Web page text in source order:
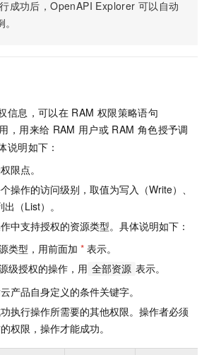
成功后，OpenAPI Explorer 可以自动
信息，可以在 RAM 权限策略语句
，用来给 RAM 用户或 RAM 角色授予调
说明如下：
限点。
操作的访问级别，取值为写入（Write）、
（List）。
中支持授权的资源类型。具体说明如下：
类型，用前面加 * 表示。
级授权的操作，用 全部资源 表示。
产品自身定义的条件关键字。
执行操作所需要的其他权限。操作者必须
权限，操作才能成功。